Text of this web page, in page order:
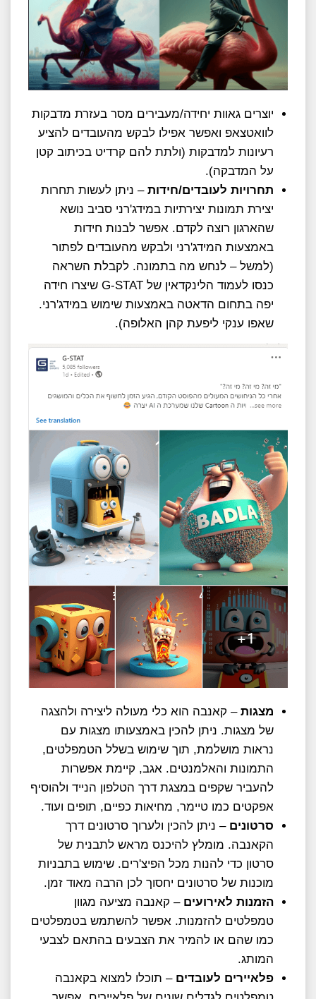
יוצרים גאוות יחידה/מעבירים מסר בעזרת מדבקות
לוואטצאפ ואפשר אפילו לבקש מהעובדים להציע
רעיונות למדבקות (ולתת להם קרדיט בכיתוב קטן
על המדבקה).
תחרויות לעובדים/חידות – ניתן לעשות תחרות
יצירת תמונות יצירתיות במידג'רני סביב נושא
שהארגון רוצה לקדם. אפשר לבנות חידות
באמצעות המידג'רני ולבקש מהעובדים לפתור
(למשל – לנחש מה בתמונה. לקבלת השראה
כנסו לעמוד הלינקדאין של G-STAT שיצרו חידה
יפה בתחום הדאטה באמצעות שימוש במידג'רני.
שאפו ענקי ליפעת קהן האלופה).
מצגות – קאנבה הוא כלי מעולה ליצירה ולהצגה
של מצגות. ניתן להכין באמצעותו מצגות עם
נראות מושלמת, תוך שימוש בשלל הטמפלטים,
התמונות והאלמנטים. אגב, קיימת אפשרות
להעביר שקפים במצגת דרך הטלפון הנייד ולהוסיף
אפקטים כמו טיימר, מחיאות כפיים, תופים ועוד.
סרטונים – ניתן להכין ולערוך סרטונים דרך
הקאנבה. מומלץ להיכנס מראש לתבנית של
סרטון כדי להנות מכל הפיצ'רים. שימוש בתבניות
מוכנות של סרטונים יחסוך לכן הרבה מאוד זמן.
הזמנות לאירועים – קאנבה מציעה מגוון
טמפלטים להזמנות. אפשר להשתמש בטמפלטים
כמו שהם או להמיר את הצבעים בהתאם לצבעי
המותג.
פלאיירים לעובדים – תוכלו למצוא בקאנבה